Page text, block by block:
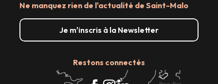
Ne manquez rien de l'actualité de Saint-Malo
Je m'inscris à la Newsletter
Restons connectés